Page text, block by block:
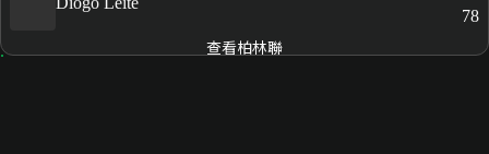
78
查看柏林聯